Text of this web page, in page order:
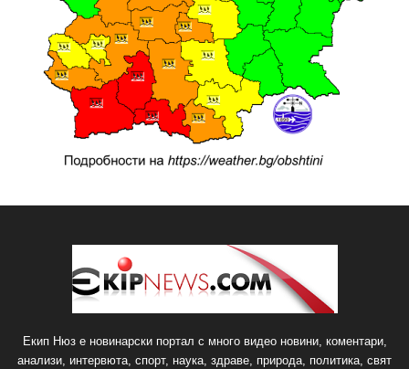
Екип Нюз е новинарски портал с много видео новини, коментари,
анализи, интервюта, спорт, наука, здраве, природа, политика, свят